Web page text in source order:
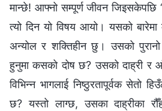
मान्छे! आफ्नो सम्पूर्ण जीवन जिइसकेपछि
त्यो दिन यो विषय आयो। यसको
अन्योल र शक्तिहीन छु। उसको
हुनुमा कसको दोष छ? उसको दाह्री र
विभिन्न भागलाई निष्ठुरतापूर्वक सेतो
छ? यस्तो लाग्छ, उसका दाह्रीका